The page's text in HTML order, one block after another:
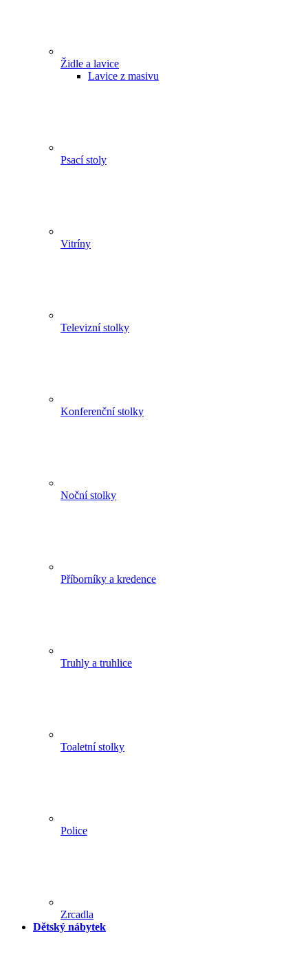
Židle a lavice
Lavice z masivu
Psací stoly
Vitríny
Televizní stolky
Konferenční stolky
Noční stolky
Příborníky a kredence
Truhly a truhlice
Toaletní stolky
Police
Zrcadla
Dětský nábytek